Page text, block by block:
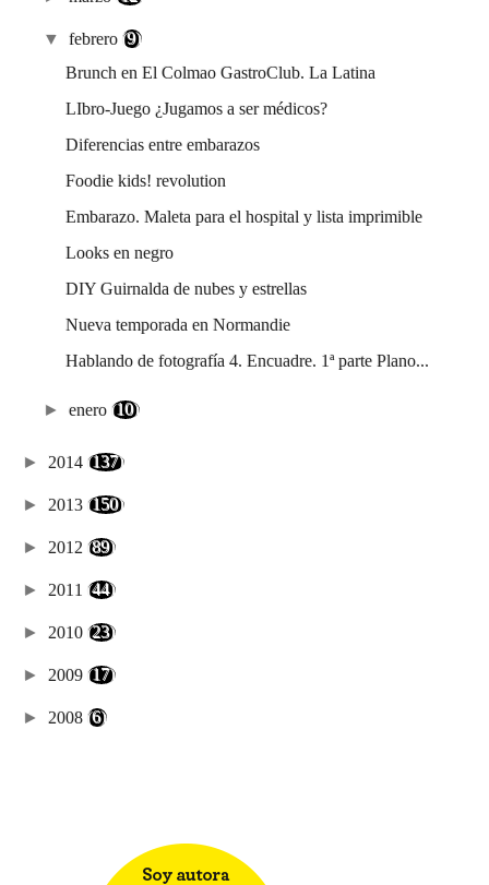
▼febrero(9)
Brunch en El Colmao GastroClub. La Latina
LIbro-Juego ¿Jugamos a ser médicos?
Diferencias entre embarazos
Foodie kids! revolution
Embarazo. Maleta para el hospital y lista imprimible
Looks en negro
DIY Guirnalda de nubes y estrellas
Nueva temporada en Normandie
Hablando de fotografía 4. Encuadre. 1ª parte Plano...
►enero (10)
► 2014 (137)
► 2013 (150)
► 2012 (89)
► 2011 (44)
► 2010 (23)
► 2009 (17)
► 2008 (6)